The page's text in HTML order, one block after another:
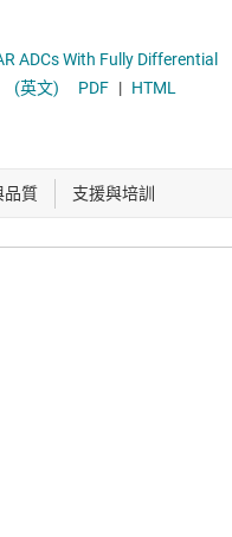
With Fully Differential
(英文) PDF | HTML